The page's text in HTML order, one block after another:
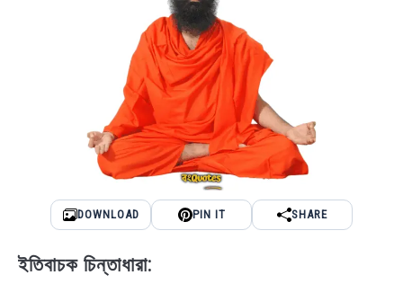
DOWNLOAD PIN IT SHARE
ইতিবাচক চিন্তাধারা: